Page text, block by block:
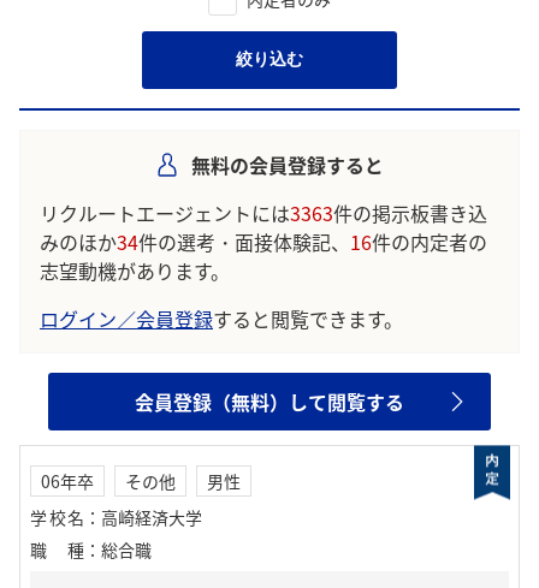
絞り込む
無料の会員登録すると
リクルートエージェントには3363件の掲示板書き込
みのほか34件の選考・面接体験記、 16件の内定者の
志望動機があります。
ログイン／会員登録すると閲覧できます。
会員登録（無料）して閲覧する
06年卒 その他
男性
学校名 ： 高崎経済大学
職種 ： 総合職